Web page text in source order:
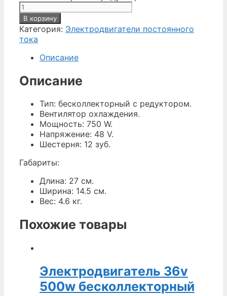
В корзину
Категория: Электродвигатели постоянного
тока
Описание
Описание
Тип: бесколлекторный с редуктором.
Вентилятор охлаждения.
Мощность: 750 W.
Напряжение: 48 V.
Шестерня: 12 зуб.
Габариты:
Длина: 27 см.
Ширина: 14.5 см.
Вес: 4.6 кг.
Похожие товары
Электродвигатель 36v
500w бесколлекторный